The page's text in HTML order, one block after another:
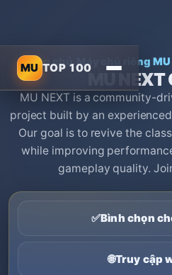
MU TOP 100
Trang chủ› Máy chủ riêng
MU NEXT
MU NEXT is a community-
project built by an
Our goal is to revive the
while improving
gameplay quality.
✅Bình chọn
🌐Truy cập